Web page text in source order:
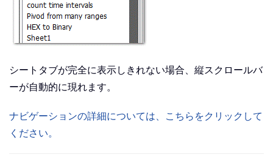
シートタブが完全に表示しきれない場合、縦スクロールバ
ーが自動的に現れます。
ナビゲーションの詳細については、こちらをクリックして
ください。